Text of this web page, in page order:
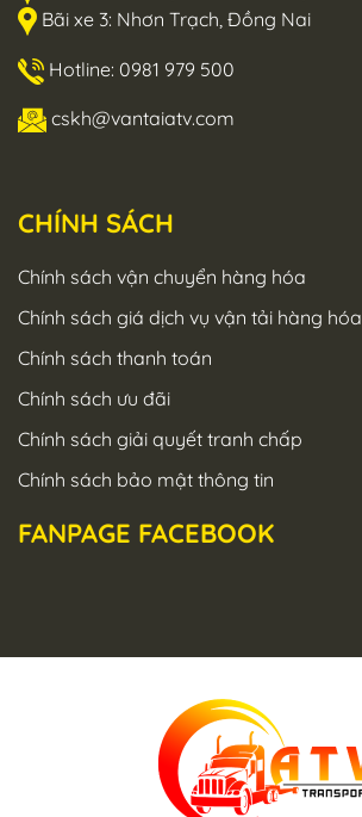
Bãi xe 3: Nhơn Trạch, Đồng Nai
Hotline: 0981 979 500
cskh@vantaiatv.com
CHÍNH SÁCH
Chính sách vận chuyển hàng hóa
Chính sách giá dịch vụ vận tải hàng hóa
Chính sách thanh toán
Chính sách ưu đãi
Chính sách giải quyết tranh chấp
Chính sách bảo mật thông tin
FANPAGE FACEBOOK